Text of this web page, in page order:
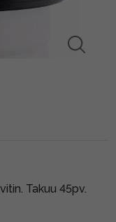
Takuu 45pv.